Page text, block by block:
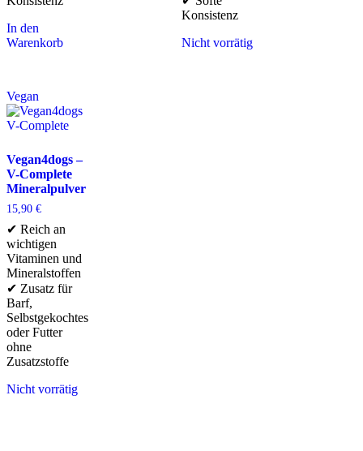
In den
Warenkorb
Konsistenz
Nicht vorrätig
Vegan
Vegan4dogs –
V-Complete
Mineralpulver
15,90 €
✔ Reich an
wichtigen
Vitaminen und
Mineralstoffen
✔ Zusatz für
Barf,
Selbstgekochtes
oder Futter
ohne
Zusatzstoffe
Nicht vorrätig